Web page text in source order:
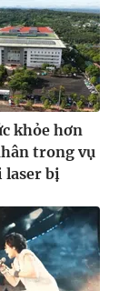
khỏe hơn
trong vụ
laser bị